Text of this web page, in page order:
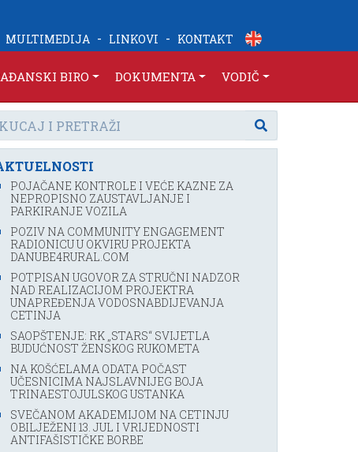
MULTIMEDIJA - LINKOVI - KONTAKT
BIRO DOKUMENTA VODIČ
POJAČANE KONTROLE I VEĆE KAZNE ZA
NEPROPISNO ZAUSTAVLJANJE I
PARKIRANJE VOZILA
POZIV NA COMMUNITY ENGAGEMENT
RADIONICU U OKVIRU PROJEKTA
DANUBE4RURAL.COM
POTPISAN UGOVOR ZA STRUČNI NADZOR
NAD REALIZACIJOM PROJEKTRA
UNAPREĐENJA VODOSNABDIJEVANJA
CETINJA
SAOPŠTENJE: RK „STARS“ SVIJETLA
BUDUĆNOST ŽENSKOG RUKOMETA
NA KOŠĆELAMA ODATA POČAST
UČESNICIMA NAJSLAVNIJEG BOJA
TRINAESTOJULSKOG USTANKA
SVEČANOM AKADEMIJOM NA CETINJU
OBILJEŽENI 13. JUL I VRIJEDNOSTI
ANTIFAŠISTIČKE BORBE